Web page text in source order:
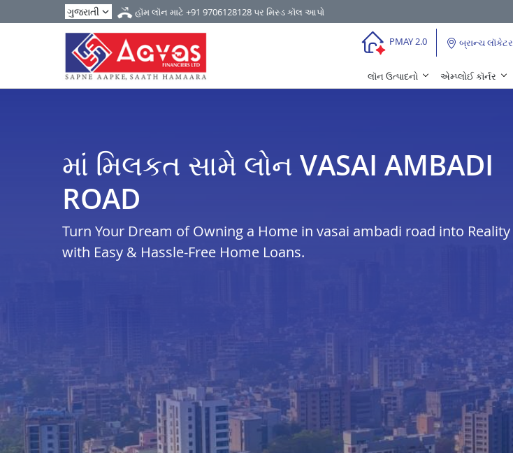
હૉમ લૉન માટે +91 9706128128પર મિસ્ડ કૉલ આપો
PMAY 2.0 બ્રાન્ચ લૉકેટર
લૉન ઉત્પાદનો એમ્પ્લોઈ કૉર્નર
માં મિલકત સામે લોન VASAI AMBADI
ROAD
Turn Your Dream of Owning a Home in vasai ambadi road into Reality
with Easy & Hassle-Free Home Loans.